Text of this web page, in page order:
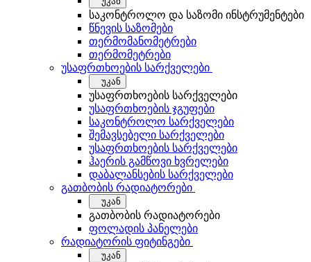
საკონტროლო და საზომი ინსტრუმენტები
წნევის საზომები
თერმომანომეტრები
თერმომეტრები
უსაფრთხოების სარქველები
უკან
უსაფრთხოების სარქველები
უსაფრთხოების ჯგუფები
საკონტროლო სარქველები
შემავსებელი სარქველები
უსაფრთხოების სარქველები
ჰაერის გამწოვი ხვრელები
დაბალანსების სარქველები
გათბობის რადიატორები
უკან
გათბობის რადიატორები
ფოლადის პანელები
რადიატორის ფიტინგები
უკან